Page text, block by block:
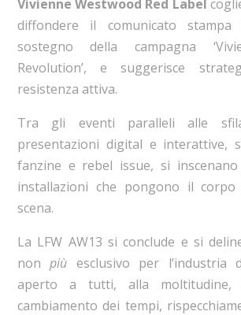
Vivienne Westwood Red Label
diffondere il comunicato
sostegno della campagna
Revolution’, e suggerisce
resistenza attiva.
Tra gli eventi paralleli alle
presentazioni digital e interattive,
fanzine e rebel issue, si
installazioni che pongono il
scena.
La LFW AW13 si conclude e si
nonpiù esclusivo per l’industria
aperto a tutti, alla moltitudine,
cambiamento dei tempi,